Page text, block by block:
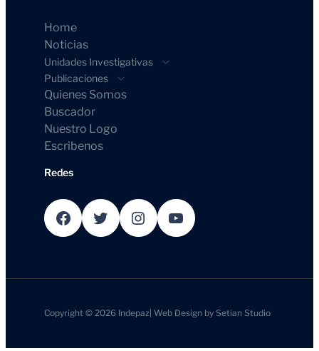
Home
Noticias
Unidades Investigativas
Publicaciones
Quienes Somos
Buscador
Nuestro Logo
Escribenos
Redes
Facebook Twitter Instagram YouTube
Copyright © 2026 Indepaz |Web Design bySetian Studio